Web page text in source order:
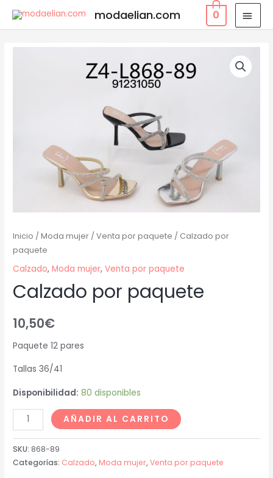
modaelian.com 0
Inicio /Moda mujer /Venta por paquete / Calzado por
paquete
Calzado,Moda mujer,Venta por paquete
Calzado por paquete
10,50€
Paquete 12 pares
Tallas 36/41
Disponibilidad: 80 disponibles
AÑADIR AL CARRITO
SKU: 868-89
Categorías: Calzado, Moda mujer,Venta por paquete